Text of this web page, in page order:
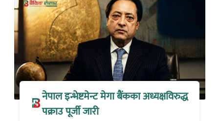
नेपाल इन्भेष्टमेन्ट मेगा बैंकका अध्यक्षविरुद्ध
पक्राउ पूर्जी जारी